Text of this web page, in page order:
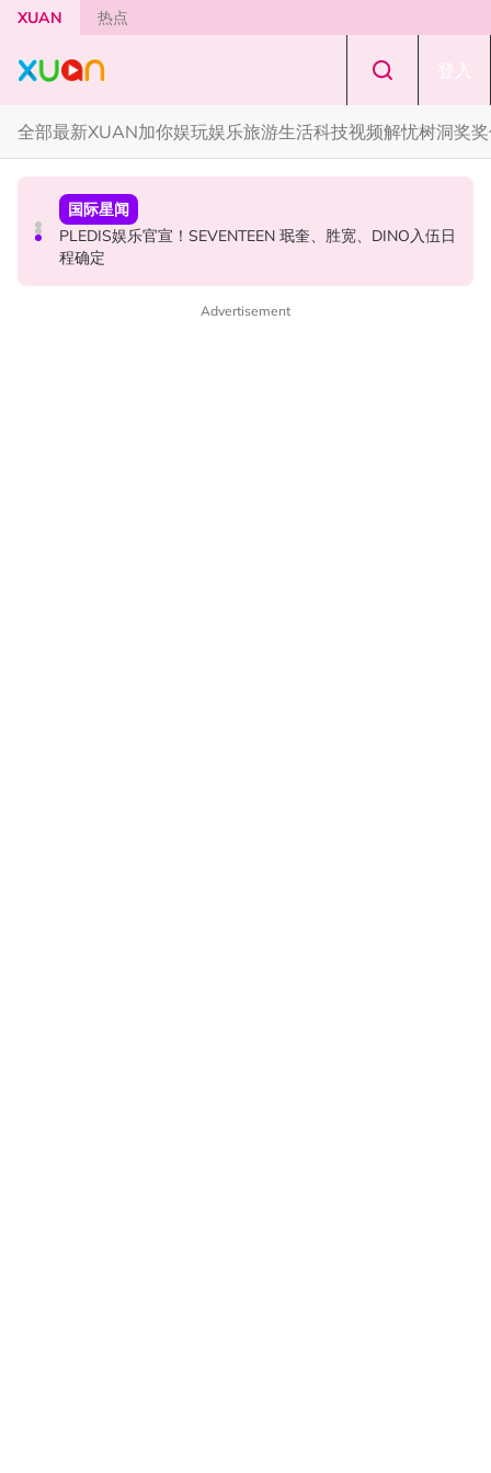
Skip to main content
XUAN 热点
登入
全部最新XUAN加你娱玩娱乐旅游生活科技视频解忧树洞奖
奖奖你
约你看！《揽佬-江船入海2026世界巡演 吉隆坡站》
本地星闻
MandoWave Festival 强势登陆吉隆坡！8组嘉宾轮番登场
国际星闻
PLEDIS娱乐官宣！SEVENTEEN 珉奎、胜宽、DINO入伍日
程确定
Advertisement